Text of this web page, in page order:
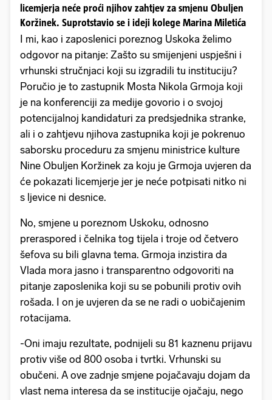
licemjerja neće proći njihov zahtjev za smjenu Obuljen
Koržinek. Suprotstavio se i ideji kolege Marina Miletića
I mi, kao i zaposlenici poreznog Uskoka želimo
odgovor na pitanje: Zašto su smijenjeni uspješni i
vrhunski stručnjaci koji su izgradili tu instituciju?
Poručio je to zastupnik Mosta Nikola Grmoja koji
je na konferenciji za medije govorio i o svojoj
potencijalnoj kandidaturi za predsjednika stranke,
ali i o zahtjevu njihova zastupnika koji je pokrenuo
saborsku proceduru za smjenu ministrice kulture
Nine Obuljen Koržinek za koju je Grmoja uvjeren da
će pokazati licemjerje jer je neće potpisati nitko ni
s ljevice ni desnice.
No, smjene u poreznom Uskoku, odnosno
preraspored i čelnika tog tijela i troje od četvero
šefova su bili glavna tema. Grmoja inzistira da
Vlada mora jasno i transparentno odgovoriti na
pitanje zaposlenika koji su se pobunili protiv ovih
rošada. I on je uvjeren da se ne radi o uobičajenim
rotacijama.
-Oni imaju rezultate, podnijeli su 81 kaznenu prijavu
protiv više od 800 osoba i tvrtki. Vrhunski su
obučeni. A ove zadnje smjene pojačavaju dojam da
vlast nema interesa da se institucije ojačaju, nego